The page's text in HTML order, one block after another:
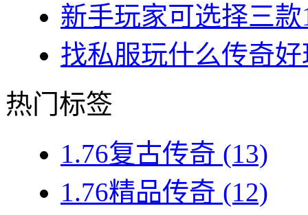
新手玩家可选择三款
找私服玩什么传奇好
热门标签
1.76复古传奇 (13)
1.76精品传奇 (12)